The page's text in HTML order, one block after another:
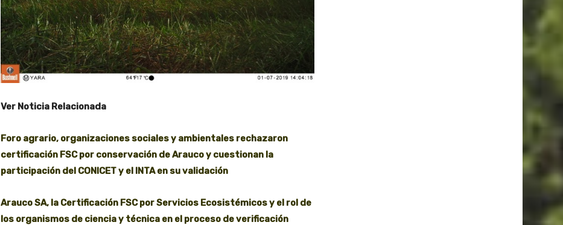
Ver Noticia Relacionada
Foro agrario, organizaciones sociales y ambientales rechazaron
certificación FSC por conservación de Arauco y cuestionan la
participación del CONICET y el INTA en su validación
Arauco SA, la Certificación FSC por Servicios Ecosistémicos y el rol de
los organismos de ciencia y técnica en el proceso de verificación